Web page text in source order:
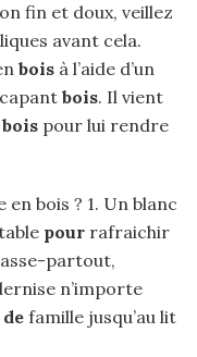
fin et doux, veillez
avant cela.
bois à l’aide d’un
bois. Il vient
bois pour lui rendre
bois ? 1. Un blanc
pour rafraichir
partout,
n’importe
de famille jusqu’au lit